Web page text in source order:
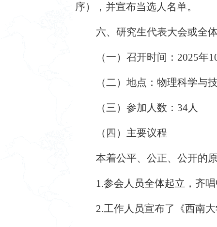
序），并宣布当选人名单。
六、研究生代表大会或全
（一）召开时间： 2025年
（二）地点：物理科学与
（三）参加人数： 34人
（ 四 ） 主要议程
本着公平、公正、公开的
1.参会人员全体起立，齐
2.工作人员宣布了《西南